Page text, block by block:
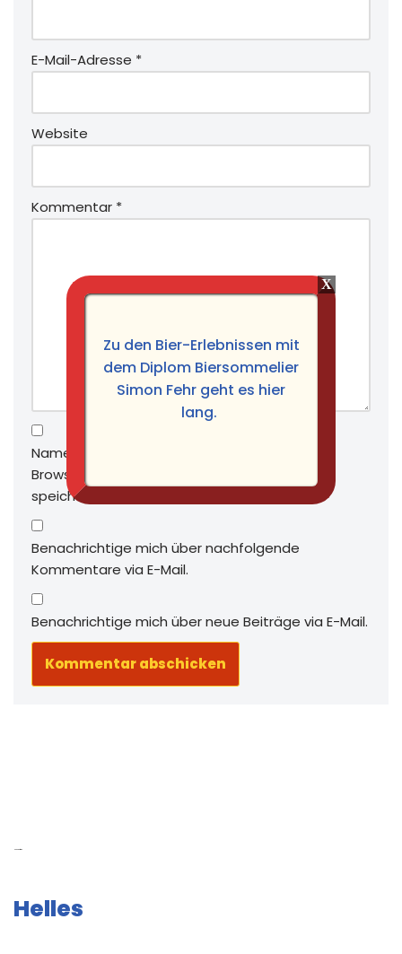
E-Mail-Adresse *
Website
Kommentar *
Name, E-Mail-Adresse und Website in diesem
Browser für meinen nächsten Kommentar
speichern.
Benachrichtige mich über nachfolgende
Kommentare via E-Mail.
Benachrichtige mich über neue Beiträge via E-Mail.
Helles
Zu den Bier-Erlebnissen mit
dem Diplom Biersommelier
Simon Fehr geht es hier
lang.